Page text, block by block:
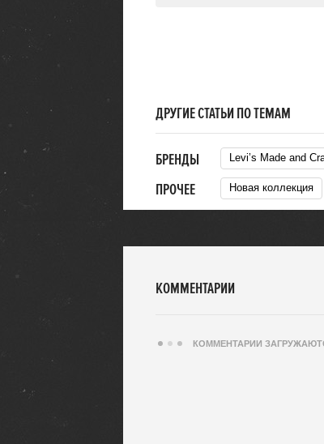
ДРУГИЕ СТАТЬИ ПО ТЕМАМ
БРЕНДЫ Levi’s Made and
ПРОЧЕЕ Новая коллекция
КОММЕНТАРИИ
КОММЕНТАРИИ